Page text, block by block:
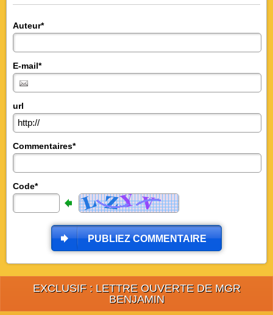
Auteur*
E-mail*
url
Commentaires*
Code*
PUBLIEZ COMMENTAIRE
EXCLUSIF : LETTRE OUVERTE DE MGR
BENJAMIN